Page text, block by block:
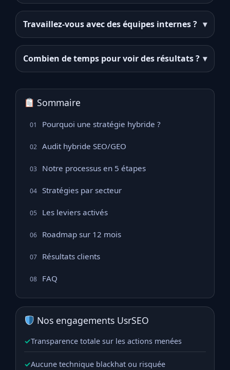
Travaillez-vous avec des équipes internes ? ▾
Combien de temps pour voir des résultats ? ▾
Sommaire
01 Pourquoi une stratégie hybride ?
02 Audit hybride SEO/GEO
03 Notre processus en 5 étapes
04 Stratégies par secteur
05 Les leviers activés
06 Roadmap sur 12 mois
07 Résultats clients
08 FAQ
Nos engagements UsrSEO
✓Transparence totale sur les actions menées
✓Aucune technique blackhat ou risquée